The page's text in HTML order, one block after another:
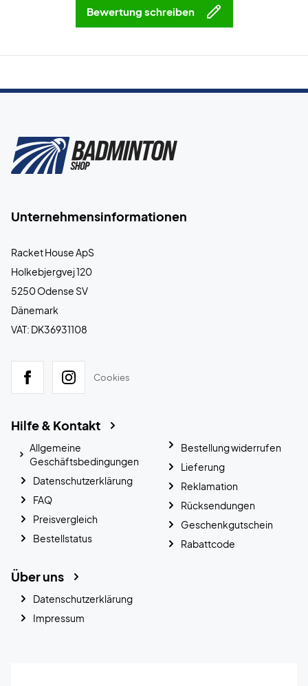
Bewertung schreiben
Unternehmensinformationen
Racket House ApS
Holkebjergvej 120
5250 Odense SV
Dänemark
VAT: DK36931108
Cookies
Hilfe & Kontakt
Allgemeine
Geschäftsbedingungen
Datenschutzerklärung
FAQ
Preisvergleich
Bestellstatus
Bestellung widerrufen
Lieferung
Reklamation
Rücksendungen
Geschenkgutschein
Rabattcode
Über uns
Datenschutzerklärung
Impressum